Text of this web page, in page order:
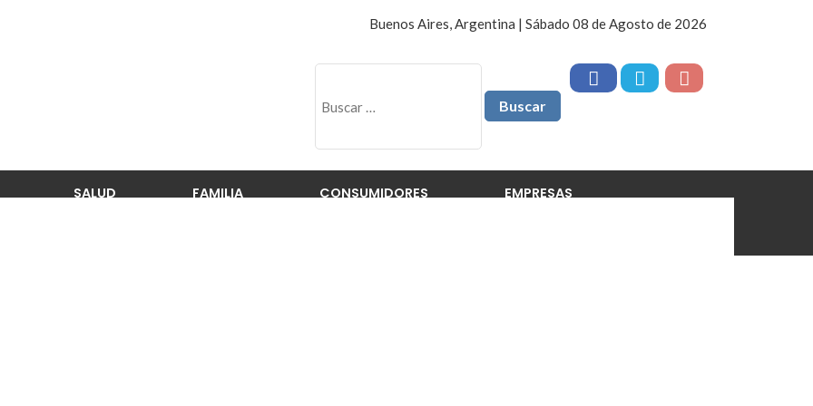
Buenos Aires, Argentina | Sábado 08 de Agosto de 2026
SALUD FAMILIA CONSUMIDORES EMPRESAS